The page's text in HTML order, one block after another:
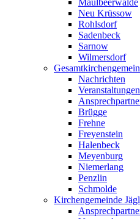
Neu Krüssow
Rohlsdorf
Sadenbeck
Sarnow
Wilmersdorf
Nachrichten
Veranstaltungen
Brügge
Frehne
Freyenstein
Halenbeck
Meyenburg
Niemerlang
Penzlin
Schmolde
Kirchengemeinde